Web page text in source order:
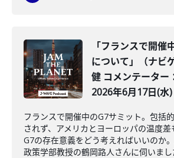
「フランスで開催
について」（ナビ
健 コメンテーター
2026年6月17日(水)
フランスで開催中のG7サミット。包括
されず、アメリカとヨーロッパの温度差
G7の存在意義をどう考えればいいのか
政策学部教授の鶴岡路人さんに伺いまし